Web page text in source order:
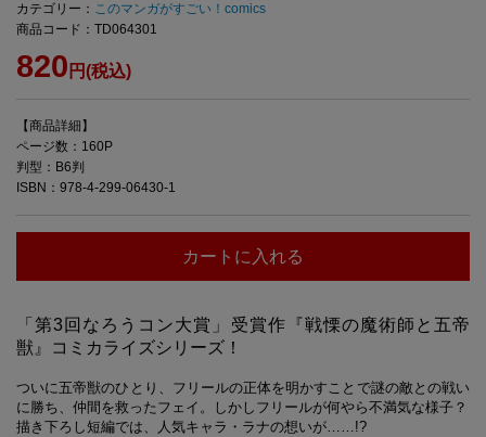
カテゴリー： このマンガがすごい！comics
商品コード：TD064301
820 円(税込)
【商品詳細】
ページ数：160P
判型：B6判
ISBN：978-4-299-06430-1
カートに入れる
「第3回なろうコン大賞」受賞作『戦慄の魔術師と五帝
獣』コミカライズシリーズ！
ついに五帝獣のひとり、フリールの正体を明かすことで謎の敵との戦い
に勝ち、仲間を救ったフェイ。しかしフリールが何やら不満気な様子？
描き下ろし短編では、人気キャラ・ラナの想いが……!?